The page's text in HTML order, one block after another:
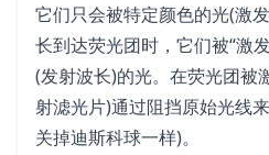
它们只会被特定颜色的光(激
长到达荧光团时，它们被“激
(发射波长)的光。在荧光团被
射滤光片)通过阻挡原始光线
关掉迪斯科球一样)。